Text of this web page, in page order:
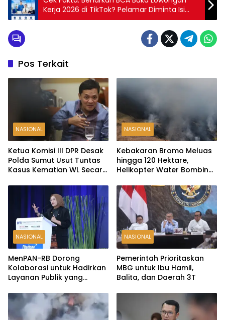
Kerja 2026 di TikTok? Pelamar Diminta Isi
Data Pribadi
Pos Terkait
NASIONAL
Ketua Komisi III DPR Desak
Polda Sumut Usut Tuntas
Kasus Kematian WL Secara
NASIONAL
Kebakaran Bromo Meluas
hingga 120 Hektare,
Helikopter Water Bombing
NASIONAL
MenPAN-RB Dorong
Kolaborasi untuk Hadirkan
Layanan Publik yang
NASIONAL
Pemerintah Prioritaskan
MBG untuk Ibu Hamil,
Balita, dan Daerah 3T